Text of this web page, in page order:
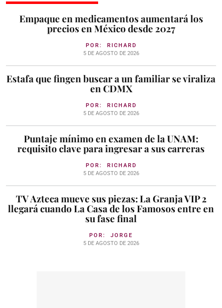
Empaque en medicamentos aumentará los
precios en México desde 2027
POR: RICHARD
5 DE AGOSTO DE 2026
Estafa que fingen buscar a un familiar se viraliza
en CDMX
POR: RICHARD
5 DE AGOSTO DE 2026
Puntaje mínimo en examen de la UNAM:
requisito clave para ingresar a sus carreras
POR: RICHARD
5 DE AGOSTO DE 2026
TV Azteca mueve sus piezas: La Granja VIP 2
llegará cuando La Casa de los Famosos entre en
su fase final
POR: JORGE
5 DE AGOSTO DE 2026